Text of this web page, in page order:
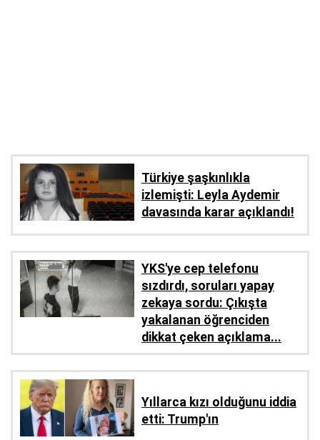
Türkiye şaşkınlıkla
izlemişti: Leyla Aydemir
davasında karar açıklandı!
YKS'ye cep telefonu
sızdırdı, soruları yapay
zekaya sordu: Çıkışta
yakalanan öğrenciden
dikkat çeken açıklama...
Yıllarca kızı olduğunu iddia
etti: Trump'ın